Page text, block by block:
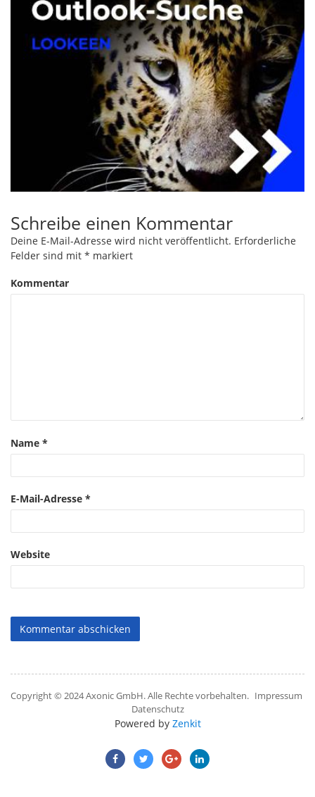
Schreibe einen Kommentar
Deine E-Mail-Adresse wird nicht veröffentlicht. Erforderliche
Felder sind mit * markiert
Kommentar
Name *
E-Mail-Adresse *
Website
Copyright © 2024 Axonic GmbH. Alle Rechte vorbehalten. Impressum
Datenschutz
Powered by Zenkit